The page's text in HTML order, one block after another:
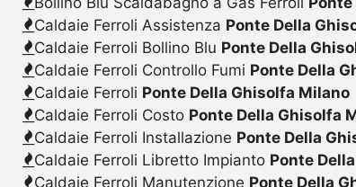
Caldaie Ferroli Assistenza Ponte Della
Caldaie Ferroli Bollino Blu Ponte Della
Caldaie Ferroli Controllo Fumi Ponte Della
Caldaie Ferroli Ponte Della Ghisolfa Milano
Caldaie Ferroli Costo Ponte Della Ghisolfa
Caldaie Ferroli Installazione Ponte Della
Caldaie Ferroli Libretto Impianto Ponte
Caldaie Ferroli Manutenzione Ponte Della